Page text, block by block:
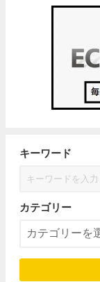
キーワード
カテゴリー